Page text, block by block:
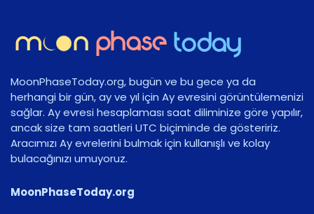
MoonPhaseToday.org, bugün ve bu gece ya da
herhangi bir gün, ay ve yıl için Ay evresini görüntülemenizi
sağlar. Ay evresi hesaplaması saat diliminize göre yapılır,
ancak size tam saatleri UTC biçiminde de gösteririz.
Aracımızı Ay evrelerini bulmak için kullanışlı ve kolay
bulacağınızı umuyoruz.
MoonPhaseToday.org